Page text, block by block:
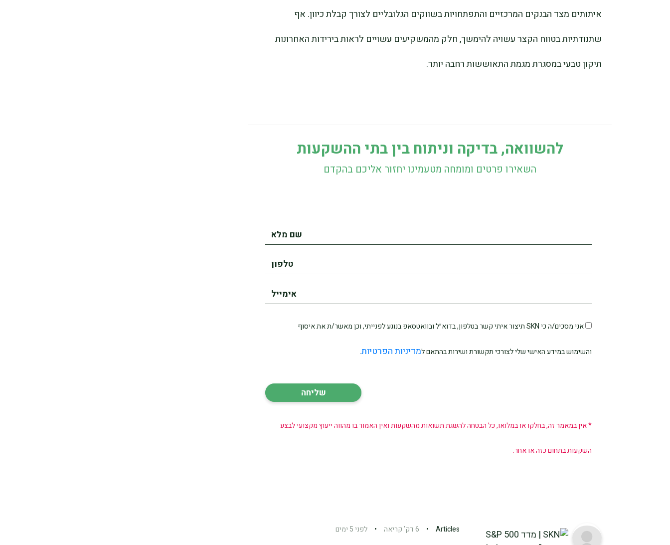
איתותים מצד הבנקים המרכזיים והתפתחויות בשווקים הגלובליים לצורך קבלת כיוון. אף
שתנודתיות בטווח הקצר עשויה להימשך, חלק מהמשקיעים עשויים לראות בירידות האחרונות
תיקון טבעי במסגרת מגמת התאוששות רחבה יותר.
להשוואה, בדיקה וניתוח בין בתי ההשקעות
השאירו פרטים ומומחה מטעמינו יחזור אליכם בהקדם
אני מסכים/ה כי SKN תיצור איתי קשר בטלפון, בדוא״ל ובוואטסאפ בנוגע לפנייתי, וכן מאשר/ת את איסוף
והשימוש במידע האישי שלי לצורכי תקשורת ושירות בהתאם למדיניות הפרטיות.
* אין במאמר זה, בחלקו או במלואו, כל הבטחה להשגת תשואות מהשקעות ואין האמור בו מהווה ייעוץ מקצועי לבצע
השקעות בתחום כזה או אחר.
Articles
• 6 דק’ קריאה • לפני 5 ימים